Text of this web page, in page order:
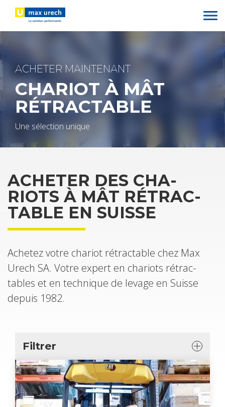
contenu
ACHE­TER MAIN­TE­NANT
CHA­RIOT À MÂT
RÉTRAC­TABLE
Une sélec­tion unique
ACHE­TER DES CHA­
RIOTS À MÂT RÉTRAC­
TABLE EN SUISSE
Ache­tez votre cha­riot rétrac­table chez Max
Urech SA. Votre expert en cha­riots rétrac­
tables et en tech­nique de levage en Suisse
depuis 1982.
Fil­trer